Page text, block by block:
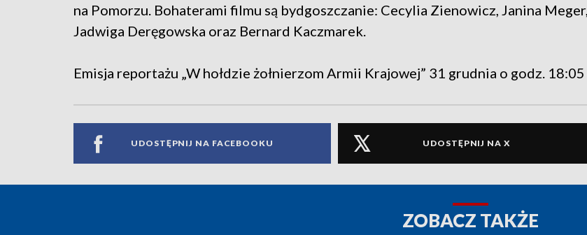
na Pomorzu. Bohaterami filmu są bydgoszczanie: Cecylia Zienowicz, Janina Meger,
Jadwiga Deręgowska oraz Bernard Kaczmarek.
Emisja reportażu „W hołdzie żołnierzom Armii Krajowej” 31 grudnia o godz. 18:05
UDOSTĘPNIJ NA FACEBOOKU UDOSTĘPNIJ NA X
ZOBACZ TAKŻE